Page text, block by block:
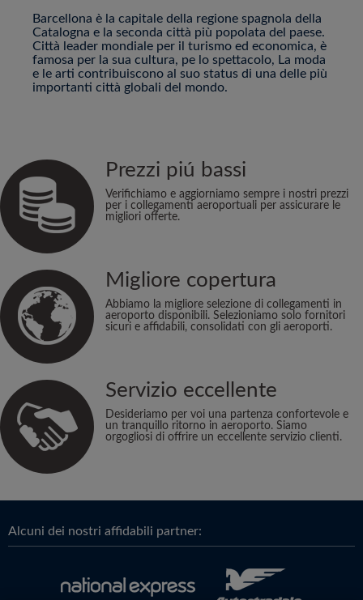
Barcellona è la capitale della regione spagnola della
Catalogna e la seconda città più popolata del paese.
Città leader mondiale per il turismo ed economica, è
famosa per la sua cultura, pe lo spettacolo, La moda
e le arti contribuiscono al suo status di una delle più
importanti città globali del mondo.
Prezzi piú bassi
Verifichiamo e aggiorniamo sempre i nostri prezzi
per i collegamenti aeroportuali per assicurare le
migliori offerte.
Migliore copertura
Abbiamo la migliore selezione di collegamenti in
aeroporto disponibili. Selezioniamo solo fornitori
sicuri e affidabili, consolidati con gli aeroporti.
Servizio eccellente
Desideriamo per voi una partenza confortevole e
un tranquillo ritorno in aeroporto. Siamo
orgogliosi di offrire un eccellente servizio clienti.
Alcuni dei nostri affidabili partner: